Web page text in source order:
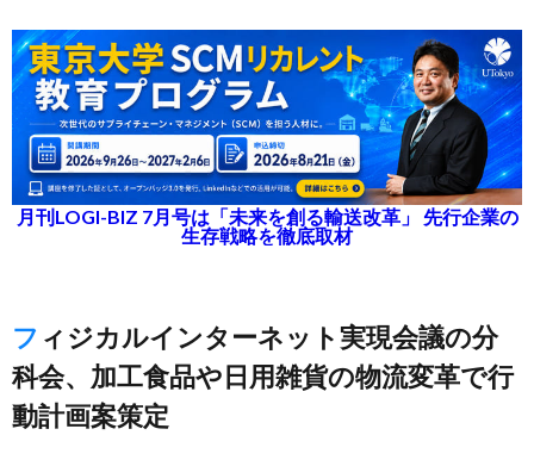
月刊LOGI-BIZ 7月号は「未来を創る輸送改革」 先行企業の
生存戦略を徹底取材
フィジカルインターネット実現会議の分
科会、加工食品や日用雑貨の物流変革で行
動計画案策定